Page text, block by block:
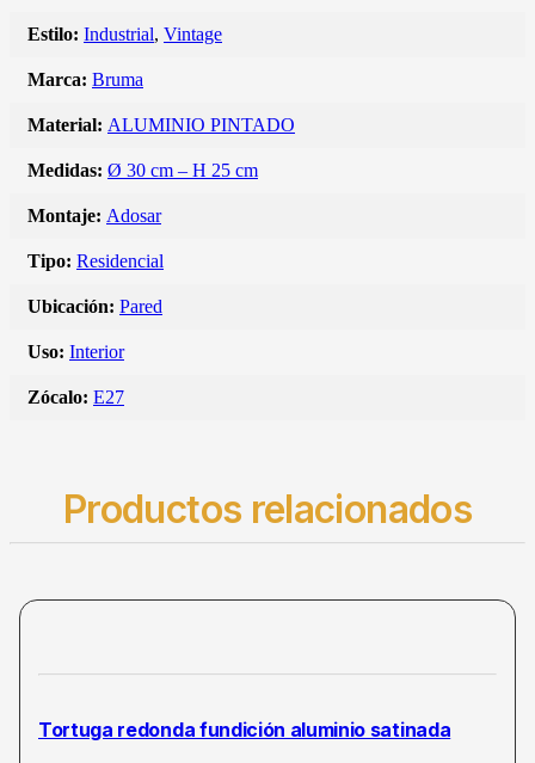
Estilo: Industrial, Vintage
Marca: Bruma
Material: ALUMINIO PINTADO
Medidas: Ø 30 cm – H 25 cm
Montaje: Adosar
Tipo: Residencial
Ubicación: Pared
Uso: Interior
Zócalo: E27
Productos relacionados
Tortuga redonda fundición aluminio satinada